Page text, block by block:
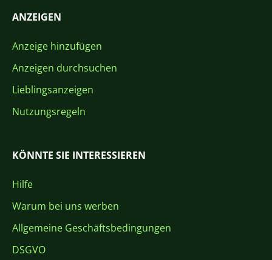
ANZEIGEN
Anzeige hinzufügen
Anzeigen durchsuchen
Lieblingsanzeigen
Nutzungsregeln
KÖNNTE SIE INTERESSIEREN
Hilfe
Warum bei uns werben
Allgemeine Geschäftsbedingungen
DSGVO